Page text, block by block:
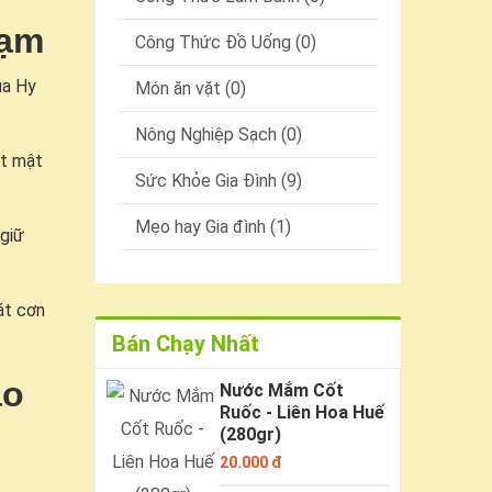
Hy
mật
cơn
Công Thức Đồ Uống (0)
Món ăn vặt (0)
Nông Nghiệp Sạch (0)
Sức Khỏe Gia Đình (9)
Mẹo hay Gia đình (1)
Bán Chạy Nhất
Nước Mắm Cốt
Ruốc - Liên Hoa Huế
(280gr)
20.000 đ